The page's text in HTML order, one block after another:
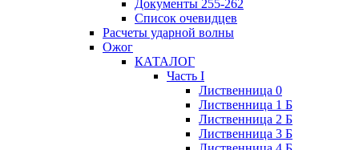
Документы 255-262
Список очевидцев
Расчеты ударной волны
Ожог
КАТАЛОГ
Часть I
Лиственница 0
Лиственница 1 Б
Лиственница 2 Б
Лиственница 3 Б